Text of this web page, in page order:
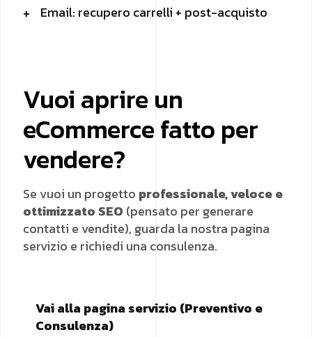
Email: recupero carrelli + post-acquisto
Vuoi aprire un
eCommerce fatto per
vendere?
Se vuoi un progetto professionale, veloce e
ottimizzato SEO (pensato per generare
contatti e vendite), guarda la nostra pagina
servizio e richiedi una consulenza.
Vai alla pagina servizio (Preventivo e
Consulenza)